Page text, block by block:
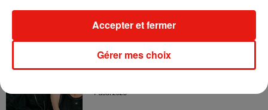
7 août 2026
Gérer mes choix
Accepter et fermer